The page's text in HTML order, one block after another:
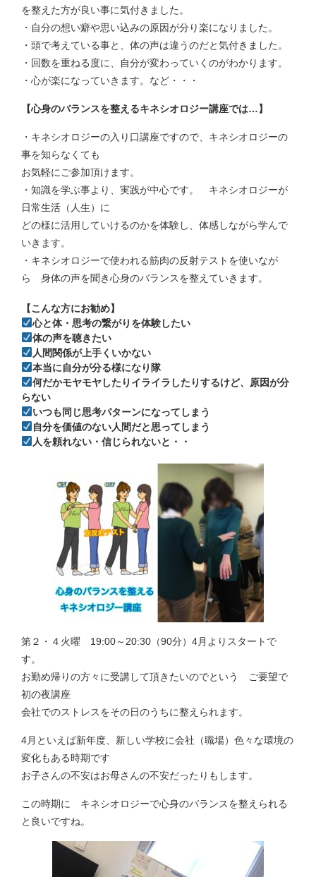
を整えた方が良い事に気付きました。
・自分の想い癖や思い込みの原因が分り楽になりました。
・頭で考えている事と、体の声は違うのだと気付きました。
・回数を重ねる度に、自分が変わっていくのがわかります。
・心が楽になっていきます。など・・・
【心身のバランスを整えるキネシオロジー講座では…】
・キネシオロジーの入り口講座ですので、キネシオロジーの
事を知らなくても
お気軽にご参加頂けます。
・知識を学ぶ事より、実践が中心です。 キネシオロジーが
日常生活（人生）に
どの様に活用していけるのかを体験し、体感しながら学んで
いきます。
・キネシオロジーで使われる筋肉の反射テストを使いなが
ら 身体の声を聞き心身のバランスを整えていきます。
【こんな方にお勧め】
心と体・思考の繋がりを体験したい
体の声を聴きたい
人間関係が上手くいかない
本当に自分が分る様になり隊
何だかモヤモヤしたりイライラしたりするけど、原因が分
らない
いつも同じ思考パターンになってしまう
自分を価値のない人間だと思ってしまう
人を頼れない・信じられないと・・
第２・４火曜 19:00～20:30（90分）4月よりスタートで
す。
お勤め帰りの方々に受講して頂きたいのでという ご要望で
初の夜講座
会社でのストレスをその日のうちに整えられます。
4月といえば新年度、新しい学校に会社（職場）色々な環境の
変化もある時期です
お子さんの不安はお母さんの不安だったりもします。
この時期に キネシオロジーで心身のバランスを整えられる
と良いですね。